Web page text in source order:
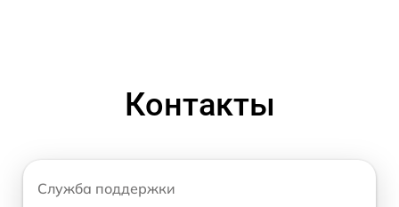
Контакты
Служба поддержки